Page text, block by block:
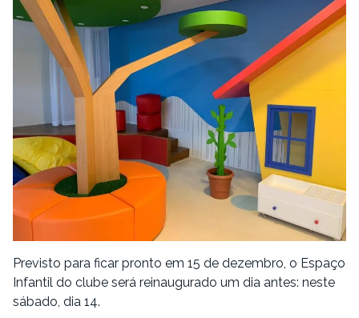
Previsto para ficar pronto em 15 de dezembro, o Espaço
Infantil do clube será reinaugurado um dia antes: neste
sábado, dia 14.